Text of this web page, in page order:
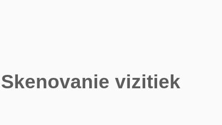
Skenovanie vizitiek